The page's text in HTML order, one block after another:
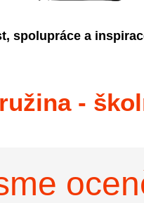
spolupráce a
-